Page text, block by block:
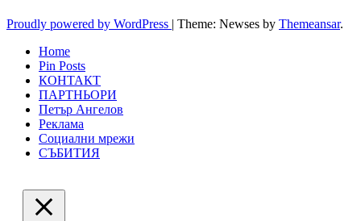
Proudly powered by WordPress | Theme: Newses by Themeansar.
Home
Pin Posts
КОНТАКТ
ПАРТНЬОРИ
Петър Ангелов
Реклама
Социални мрежи
СЪБИТИЯ